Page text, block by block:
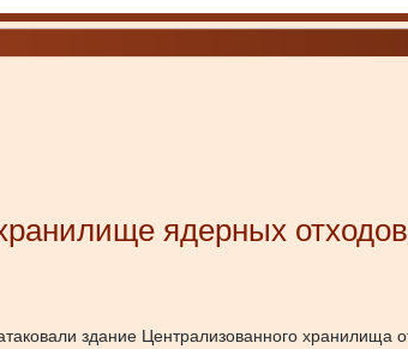
ядерных
здание Централизованного хранилища